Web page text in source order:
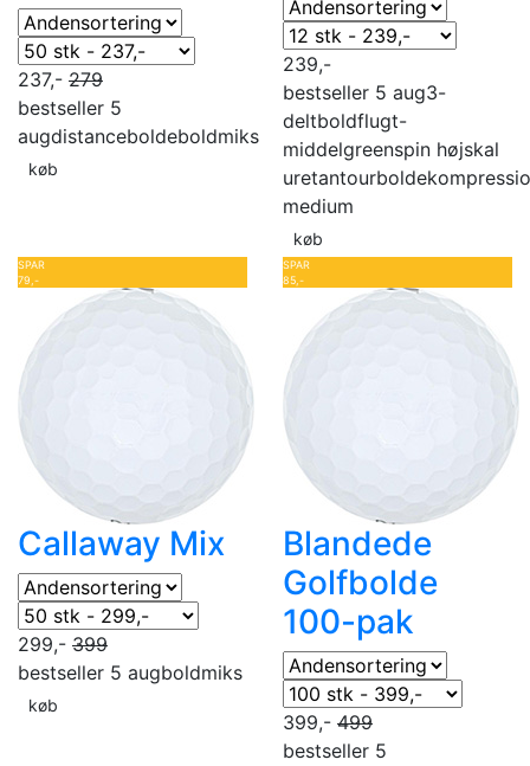
237,- 279
bestseller 5
augdistanceboldeboldmiks
køb
239,-
bestseller 5 aug3-
deltboldflugt-
middelgreenspin højskal
uretantourbolde
medium
køb
SPAR
79,-
Callaway Mix
299,- 399
bestseller 5 augboldmiks
køb
SPAR
85,-
Blandede
Golfbolde
100-pak
399,- 499
bestseller 5